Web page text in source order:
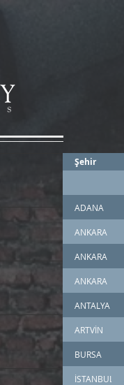
Şehir
ADANA
ANKARA
ANKARA
ANKARA
ANTALYA
ARTVİN
BURSA
İSTANBUL